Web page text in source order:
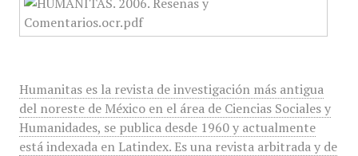
Humanitas es la revista de investigación más antigua
del noreste de México en el área de Ciencias Sociales y
Humanidades, se publica desde 1960 y actualmente
está indexada en Latindex. Es una revista arbitrada y de